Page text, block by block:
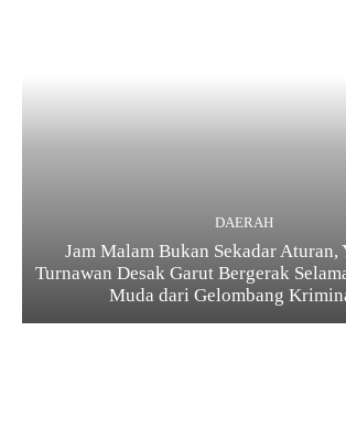
DAERAH
Jam Malam Bukan Sekadar Aturan,
Turnawan Desak Garut Bergerak
Muda dari Gelombang